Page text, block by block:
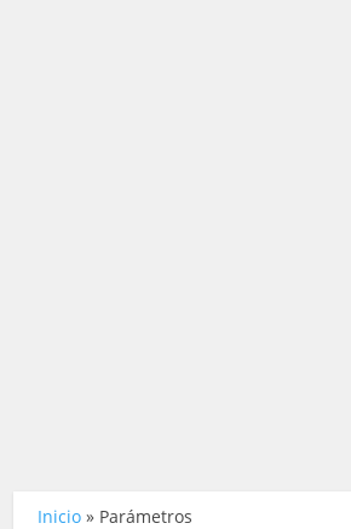
Inicio » Parámetros